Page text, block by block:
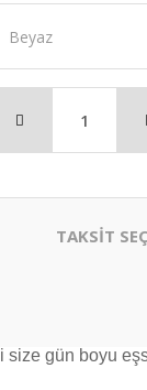
TAKSİT
gün boyu